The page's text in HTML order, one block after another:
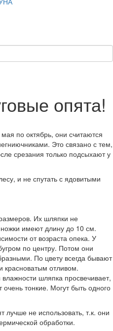
опята!
по октябрь, они считаются
Это связано с тем,
срезания только подсыхают у
и не спутать с ядовитыми
Их шляпки не
имеют длину до 10 см.
от возраста опека. У
по центру. Потом они
По цвету всегда бывают
красноватым отливом.
шляпка просвечивает,
тонкие. Могут быть одного
лучше не использовать, т.к. они
обработки.